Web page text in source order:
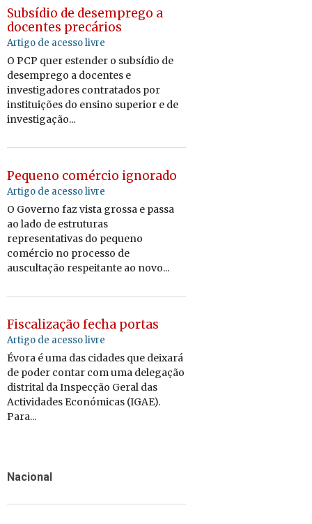
Subsídio de desemprego a
docentes precários
Artigo de acesso livre
O PCP quer estender o subsídio de
desemprego a docentes e
investigadores contratados por
instituições do ensino superior e de
investigação...
Pequeno comércio ignorado
Artigo de acesso livre
O Governo faz vista grossa e passa
ao lado de estruturas
representativas do pequeno
comércio no processo de
auscultação respeitante ao novo...
Fiscalização fecha portas
Artigo de acesso livre
Évora é uma das cidades que deixará
de poder contar com uma delegação
distrital da Inspecção Geral das
Actividades Económicas (IGAE).
Para...
Nacional